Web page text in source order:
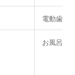
電動歯ブ
お風呂で